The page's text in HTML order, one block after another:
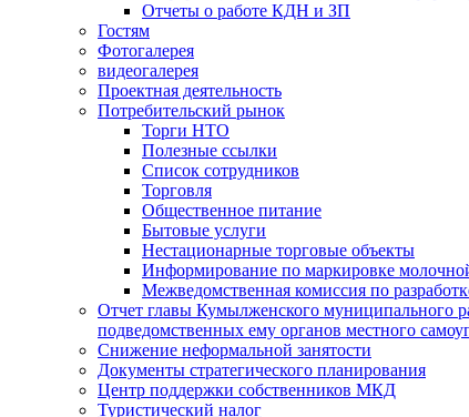
Отчеты о работе КДН и ЗП
Гостям
Фотогалерея
видеогалерея
Проектная деятельность
Потребительский рынок
Торги НТО
Полезные ссылки
Список сотрудников
Торговля
Общественное питание
Бытовые услуги
Нестационарные торговые объекты
Информирование по маркировке
Межведомственная комиссия по
Отчет главы Кумылженского муниципального
подведомственных ему органов местного
Снижение неформальной занятости
Документы стратегического планирования
Центр поддержки собственников МКД
Туристический налог